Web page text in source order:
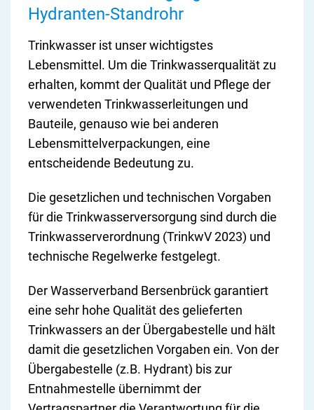
Hydranten-Standrohr
Trinkwasser ist unser wichtigstes
Lebensmittel. Um die Trinkwasserqualität zu
erhalten, kommt der Qualität und Pflege der
verwendeten Trinkwasserleitungen und
Bauteile, genauso wie bei anderen
Lebensmittelverpackungen, eine
entscheidende Bedeutung zu.
Die gesetzlichen und technischen Vorgaben
für die Trinkwasserversorgung sind durch die
Trinkwasserverordnung (TrinkwV 2023) und
technische Regelwerke festgelegt.
Der Wasserverband Bersenbrück garantiert
eine sehr hohe Qualität des gelieferten
Trinkwassers an der Übergabestelle und hält
damit die gesetzlichen Vorgaben ein. Von der
Übergabestelle (z.B. Hydrant) bis zur
Entnahmestelle übernimmt der